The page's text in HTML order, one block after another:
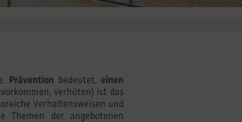
Prävention bedeutet, einen
verhüten) ist das
Verhaltensweisen und
Themen der angebotenen